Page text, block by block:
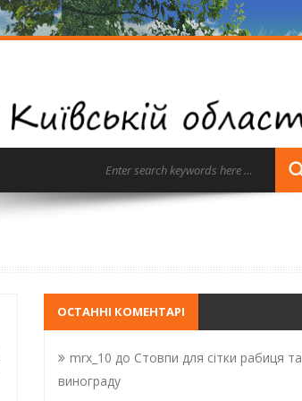
ОСТАННІ КОМЕНТАРІ
mrx_10 до Стовпи для сітки рабиця та
винограду